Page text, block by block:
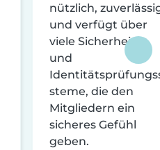
nützlich,
und verfügt über
viele Sicherheits-
und
steme, die den
Mitgliedern ein
sicheres Gefühl
geben.